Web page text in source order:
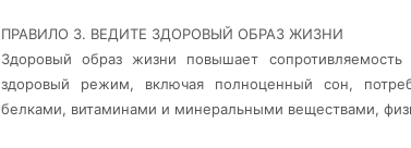
ПРАВИЛО 3. ВЕДИТЕ ЗДОРОВЫЙ ОБРАЗ ЖИЗНИ
Здоровый образ жизни повышает
здоровый режим, включая полноценный сон,
белками, витаминами и минеральными веществами,